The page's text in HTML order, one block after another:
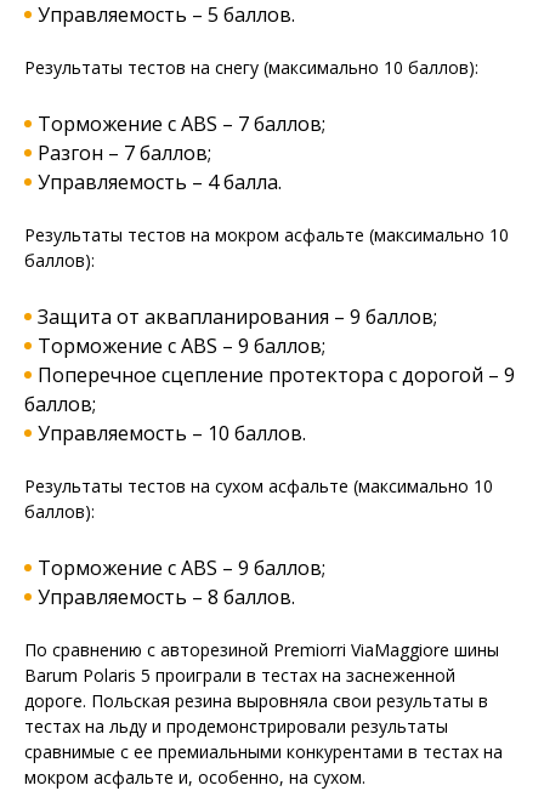
Управляемость – 5 баллов.
Результаты тестов на снегу (максимально 10 баллов):
Торможение с ABS – 7 баллов;
Разгон – 7 баллов;
Управляемость – 4 балла.
Результаты тестов на мокром асфальте (максимально 10
баллов):
Защита от аквапланирования – 9 баллов;
Торможение с ABS – 9 баллов;
Поперечное сцепление протектора с дорогой – 9
баллов;
Управляемость – 10 баллов.
Результаты тестов на сухом асфальте (максимально 10
баллов):
Торможение с ABS – 9 баллов;
Управляемость – 8 баллов.
По сравнению с авторезиной Premiorri ViaMaggiore шины
Barum Polaris 5 проиграли в тестах на заснеженной
дороге. Польская резина выровняла свои результаты в
тестах на льду и продемонстрировали результаты
сравнимые с ее премиальными конкурентами в тестах на
мокром асфальте и, особенно, на сухом.